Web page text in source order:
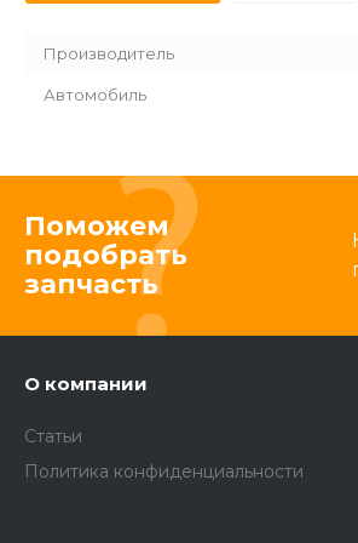
Производитель
Автомобиль
Поможем
подобрать
запчасть
О компании
Статьи
Политика конфиденциальности